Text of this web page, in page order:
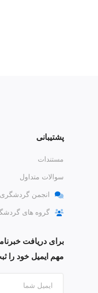
پشتیبانی
مستندات
سوالات متداول
انجمن گردشگری
گروه های
برای دریافت
مهم ایمیل خود را